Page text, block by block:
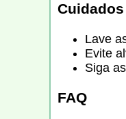
Lave
Evite
Siga
FAQ